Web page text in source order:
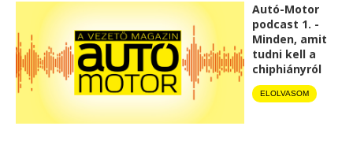
Autó-Motor
podcast 1. -
Minden, amit
tudni kell a
chiphiányról
ELOLVASOM